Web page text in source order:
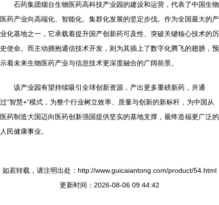
石药集团烟台生物医药高科技产业园的建设和运营，代表了中国生物
医药产业向高端化、智能化、集群化发展的坚定步伐。作为全国最大的产
业化基地之一，它承载着提升国产创新药可及性、突破关键核心技术的历
史使命。而主动拥抱通信技术开发，则为其插上了数字化腾飞的翅膀，预
示着未来生物医药产业与信息技术更深度融合的广阔前景。
该产业园有望持续吸引全球创新资源，产出更多重磅新药，并通
过“智慧+”模式，为整个行业树立效率、质量与创新的新标杆，为中国从
医药制造大国迈向医药创新强国提供坚实的基地支撑，最终造福更广泛的
人民健康事业。
如若转载，请注明出处：http://www.guicaiantong.com/product/54.html
更新时间：2026-08-06 09:44:42